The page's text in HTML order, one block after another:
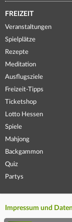
FREIZEIT
Veranstaltungen
Spielplätze
Rezepte
Meditation
Ausflugsziele
Freizeit-Tipps
Ticketshop
Lotto Hessen
Spiele
Mahjong
Backgammon
Quiz
Partys
Impressum und